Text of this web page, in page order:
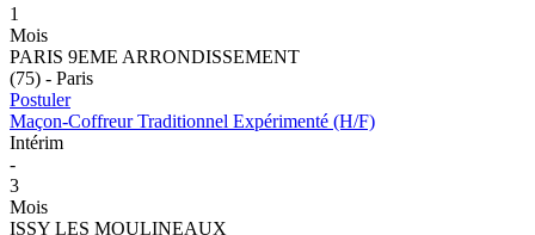
1
Mois
PARIS 9EME ARRONDISSEMENT
(75) - Paris
Postuler
Maçon-Coffreur Traditionnel Expérimenté (H/F)
Intérim
-
3
Mois
ISSY LES MOULINEAUX